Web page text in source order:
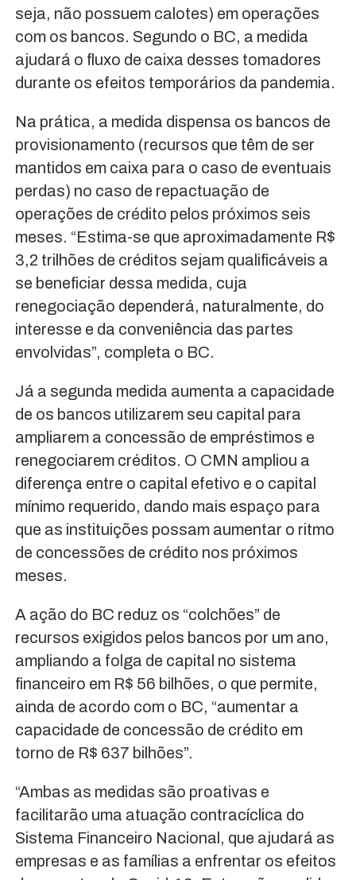
seja, não possuem calotes) em operações
com os bancos. Segundo o BC, a medida
ajudará o fluxo de caixa desses tomadores
durante os efeitos temporários da pandemia.
Na prática, a medida dispensa os bancos de
provisionamento (recursos que têm de ser
mantidos em caixa para o caso de eventuais
perdas) no caso de repactuação de
operações de crédito pelos próximos seis
meses. “Estima-se que aproximadamente R$
3,2 trilhões de créditos sejam qualificáveis a
se beneficiar dessa medida, cuja
renegociação dependerá, naturalmente, do
interesse e da conveniência das partes
envolvidas”, completa o BC.
Já a segunda medida aumenta a capacidade
de os bancos utilizarem seu capital para
ampliarem a concessão de empréstimos e
renegociarem créditos. O CMN ampliou a
diferença entre o capital efetivo e o capital
mínimo requerido, dando mais espaço para
que as instituições possam aumentar o ritmo
de concessões de crédito nos próximos
meses.
A ação do BC reduz os “colchões” de
recursos exigidos pelos bancos por um ano,
ampliando a folga de capital no sistema
financeiro em R$ 56 bilhões, o que permite,
ainda de acordo com o BC, “aumentar a
capacidade de concessão de crédito em
torno de R$ 637 bilhões”.
“Ambas as medidas são proativas e
facilitarão uma atuação contracíclica do
Sistema Financeiro Nacional, que ajudará as
empresas e as famílias a enfrentar os efeitos